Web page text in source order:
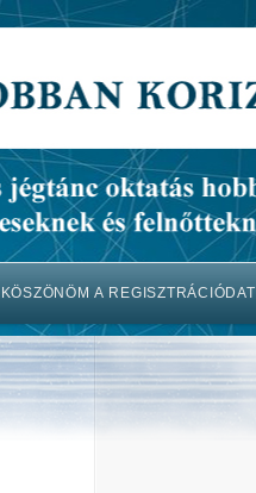
KÖSZÖNÖM A REGISZTRÁCIÓDAT